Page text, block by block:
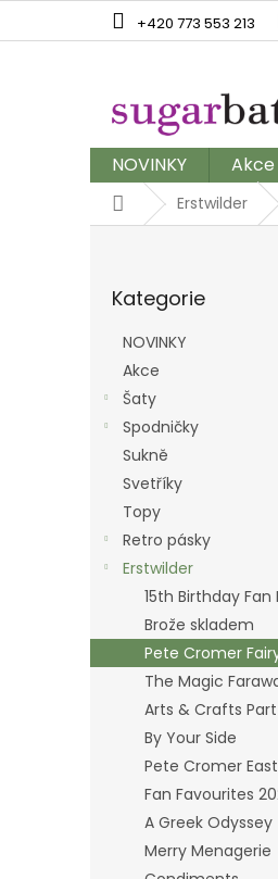
+420 773 553 213
NOVINKY Akce
DomůErstwilder
kategorie
Kategorie
NOVINKY
Akce
Šaty
Spodničky
Sukně
Svetříky
Topy
Retro pásky
Erstwilder
15th Birthday Fan
Brože skladem
Pete Cromer
The Magic
Arts & Crafts
By Your Side
Pete Cromer
Fan Favourites
A Greek Odyssey
Merry Menagerie